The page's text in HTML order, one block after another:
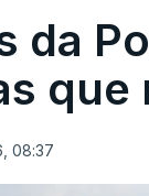
da
que
08:37